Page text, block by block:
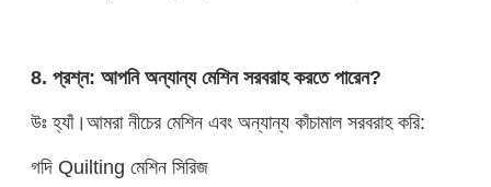
8. প্রশ্ন: আপনি অন্যান্য মেশিন সরবরাহ করতে পারেন?
উঃ হ্যাঁ।আমরা নীচের মেশিন এবং অন্যান্য কাঁচামাল সরবরাহ করি:
গদি Quilting মেশিন সিরিজ